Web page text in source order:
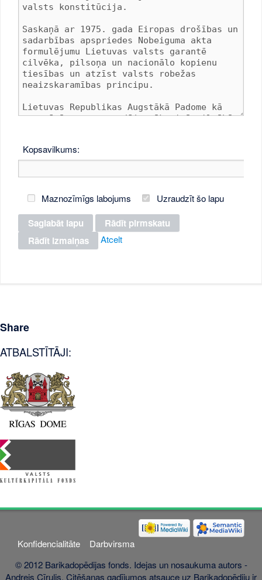
Kopsavilkums:
Maznozīmīgs labojums Uzraudzīt šo lapu
Atcelt
Share
ATBALSTĪTĀJI:
Konfidencialitāte
Darbvirsma
© 2012 Barikadopēdijas fonds. Idejas un nosaukuma autors -
Andrejs Cīrulis. Citēšanas gadījumos atsauce uz Barikadopēdiju ir